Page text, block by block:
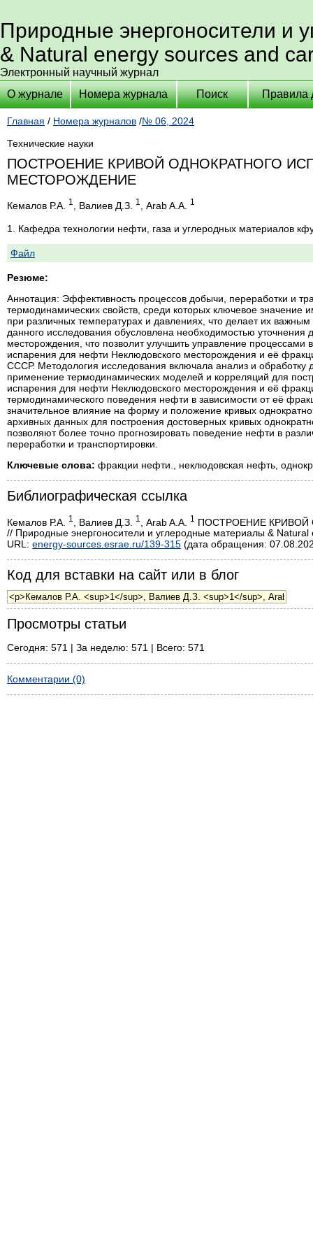
Природные энергоносители и
& Natural energy sources and
Электронный научный журнал
О журнале
Номера журнала Поиск Правила
Главная / Номера журналов /№ 06, 2024
Технические науки
ПОСТРОЕНИЕ КРИВОЙ ОДНОКРАТНОГО
МЕСТОРОЖДЕНИЕ
Кемалов Р.А. 1 , Валиев Д.З. 1 , Arab A.А. 1
1. Кафедра технологии нефти, газа и углеродных материалов
Файл
Резюме:
Аннотация: Эффективность процессов добычи, переработки и
термодинамических свойств, среди которых ключевое
при различных температурах и давлениях, что делает их
данного исследования обусловлена необходимостью
месторождения, что позволит улучшить управление
испарения для нефти Неклюдовского месторождения и её
СССР. Методология исследования включала анализ и
применение термодинамических моделей и корреляций для
испарения для нефти Неклюдовского месторождения и её
термодинамического поведения нефти в зависимости от её
значительное влияние на форму и положение кривых
архивных данных для построения достоверных кривых
позволяют более точно прогнозировать поведение нефти в
переработки и транспортировки.
Ключевые слова: фракции нефти., неклюдовская нефть,
Библиографическая ссылка
Кемалов Р.А. 1 , Валиев Д.З. 1 , Arab A.А. 1
ПОСТРОЕНИЕ
// Природные энергоносители и углеродные материалы &
URL: energy-sources.esrae.ru/139-315 (дата обращения:
Код для вставки на сайт или в блог
Просмотры статьи
Сегодня: 571 | За неделю: 571 | Всего: 571
Комментарии (0)